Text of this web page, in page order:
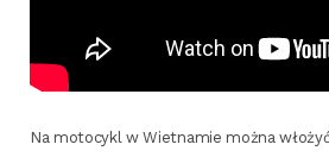
Na moto­cykl w Wiet­na­mie moż­na